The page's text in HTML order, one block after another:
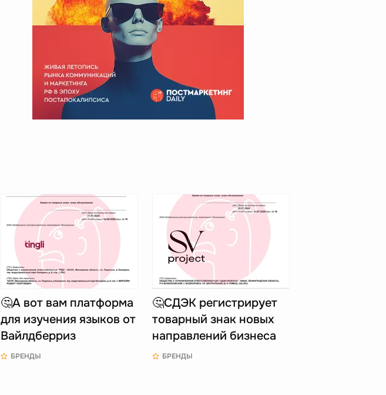
🤔А вот вам платформа
для изучения языков от
Вайлдберриз
БРЕНДЫ
🤔СДЭК регистрирует
товарный знак новых
направлений бизнеса
БРЕНДЫ